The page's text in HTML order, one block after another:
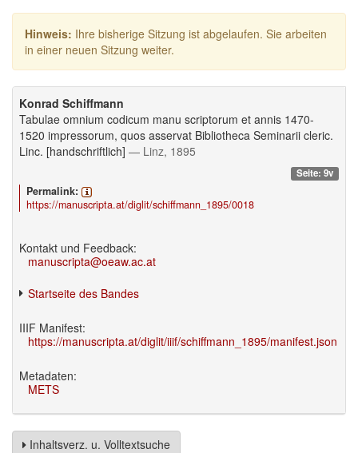
Hinweis: Ihre bisherige Sitzung ist abgelaufen. Sie arbeiten
in einer neuen Sitzung weiter.
Konrad Schiffmann
Tabulae omnium codicum manu scriptorum et annis 1470-
1520 impressorum, quos asservat Bibliotheca Seminarii cleric.
Linc. [handschriftlich] — Linz, 1895
Seite: 9v
Permalink:
https://manuscripta.at/diglit/schiffmann_1895/0018
Kontakt und Feedback:
manuscripta@oeaw.ac.at
Startseite des Bandes
IIIF Manifest:
https://manuscripta.at/diglit/iiif/schiffmann_1895/manifest.json
Metadaten:
METS
Inhaltsverz. u. Volltextsuche